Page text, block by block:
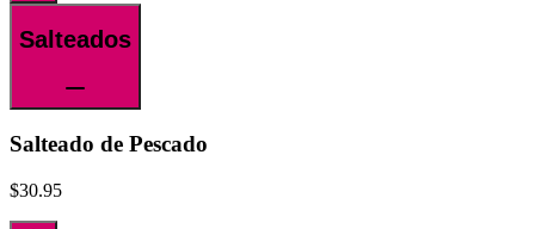
Salteados
Salteado de Pescado
$30.95